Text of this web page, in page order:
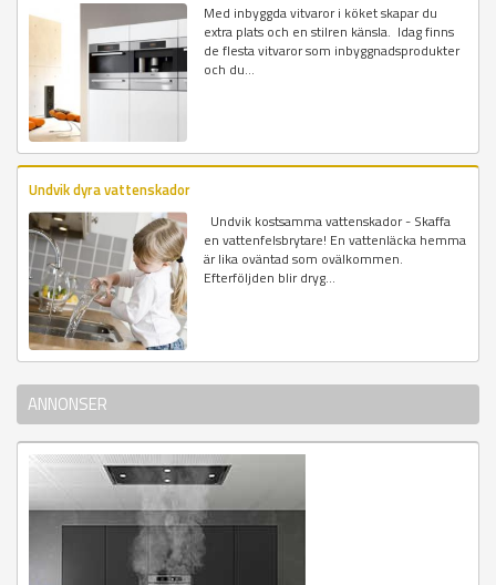
Med inbyggda vitvaror i köket skapar du
extra plats och en stilren känsla. Idag finns
de flesta vitvaror som inbyggnadsprodukter
och du...
Undvik dyra vattenskador
Undvik kostsamma vattenskador - Skaffa
en vattenfelsbrytare! En vattenläcka hemma
är lika oväntad som ovälkommen.
Efterföljden blir dryg...
ANNONSER